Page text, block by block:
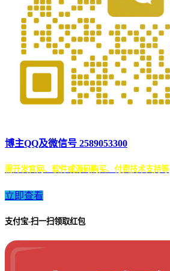
博主QQ及微信号 2589053300
需开发官网、软件或源码购买、付费技术支持等
立即查看
支付宝-扫一扫领取红包